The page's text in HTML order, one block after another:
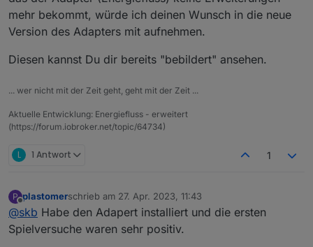
dem Akku ergeben sich einige Werte. Z.b.
Haushalt speisen. Der Akku kann ins Netz
werden. Alle Kombis berechne ich bereits und
einen Dynamik eingebaut, welche die
Geschwindigkeit der "Punkte" verändert.
Vorschlag: Die Anzahl der Punkte je nach
Betrag der Leistung einstellen!
Geringe Leistung --> 1 Punkt bewegt sich
bewegen sich
Nochmals Danke und Viele Grüße!
mehr bekommt, würde ich deinen Wunsch in die neue
Version des Adapters mit aufnehmen.
Diesen kannst Du dir bereits "bebildert" ansehen.
... wer nicht mit der Zeit geht, geht mit der Zeit ...
Aktuelle Entwicklung: Energiefluss - erweitert
(https://forum.iobroker.net/topic/64734)
L 1 Antwort 1
P
Offline
plastomerschrieb am 27. Apr. 2023, 11:43
zuletzt editiert von
@skb Habe den Adapert installiert und die ersten
Spielversuche waren sehr positiv.